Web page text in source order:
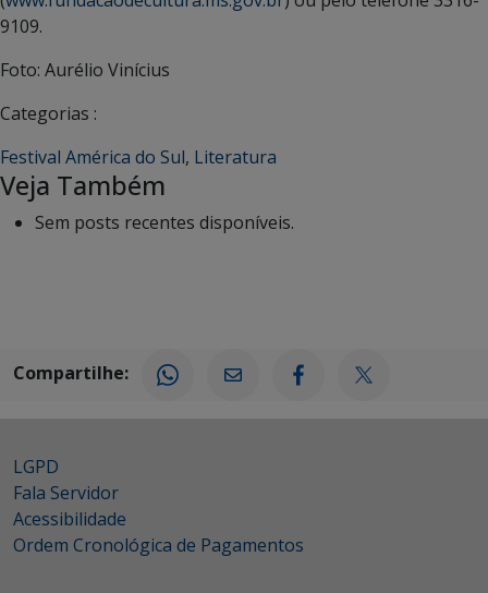
9109.
Foto: Aurélio Vinícius
Categorias :
Festival América do Sul, Literatura
Veja Também
Sem posts recentes disponíveis.
Compartilhe:
LGPD
Fala Servidor
Acessibilidade
Ordem Cronológica de Pagamentos